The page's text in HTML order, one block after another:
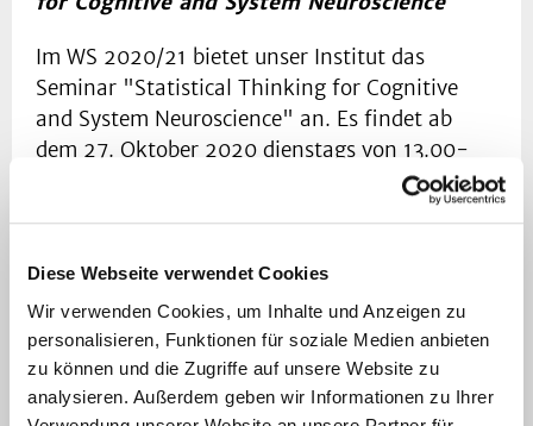
Diese Webseite verwendet Cookies
Wir verwenden Cookies, um Inhalte und Anzeigen zu
personalisieren, Funktionen für soziale Medien anbieten
zu können und die Zugriffe auf unsere Website zu
analysieren. Außerdem geben wir Informationen zu Ihrer
Im WS 2020/21 bietet unser Institut das
Seminar "Statistical Thinking for Cognitive
and System Neuroscience" an. Es findet ab
dem 27. Oktober 2020 dienstags von 13.00-
Frau Dr. Valk,s.valk@fz-juelich.de.
Informationen finden Siehier .
WS 2019/20: SeminarComputational
Neuroscience